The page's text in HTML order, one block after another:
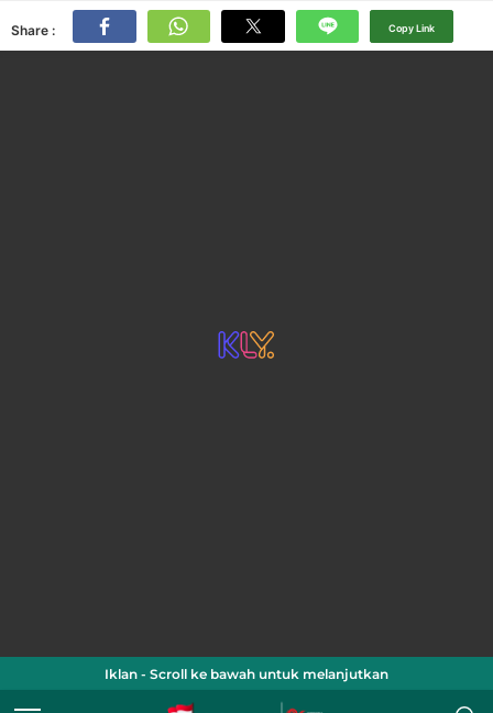
Share : Copy Link
Iklan - Scroll ke bawah untuk melanjutkan